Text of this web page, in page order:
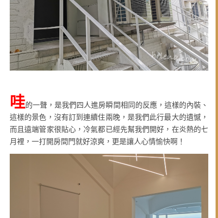
哇的一聲，是我們四人進房瞬間相同的反應，這樣的內裝、
這樣的景色，沒有訂到連續住兩晚，是我們此行最大的遺憾，
而且遠端管家很貼心，冷氣都已經先幫我們開好，在炎熱的七
月裡，一打開房間門就好涼爽，更是讓人心情愉快啊！